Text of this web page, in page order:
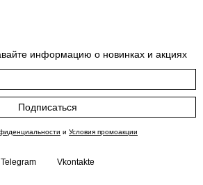
информацию о новинках и акциях
Подписаться
и Условия промоакции
Telegram Vkontakte